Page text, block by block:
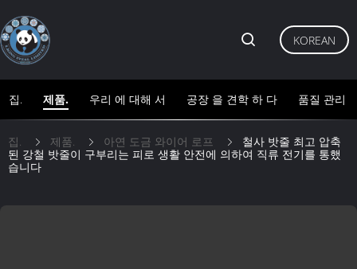
집. 제품. 우리 에 대해 서 공장 을 견학 하 다 품질 관리
KOREAN
집. 제품. 아연 도금 와이어 로프
철사 밧줄 최고 압축
된 강철 밧줄이 구부리는 피로 생활 안전에 의하여 직류 전기를 통했
습니다